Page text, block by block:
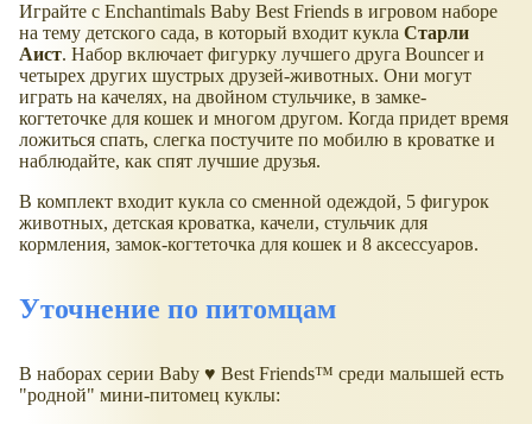
Играйте с Enchantimals Baby Best Friends в игровом наборе
на тему детского сада, в который входит кукла Старли
Аист. Набор включает фигурку лучшего друга Bouncer и
четырех других шустрых друзей-животных. Они могут
играть на качелях, на двойном стульчике, в замке-
когтеточке для кошек и многом другом. Когда придет время
ложиться спать, слегка постучите по мобилю в кроватке и
наблюдайте, как спят лучшие друзья.
В комплект входит кукла со сменной одеждой, 5 фигурок
животных, детская кроватка, качели, стульчик для
кормления, замок-когтеточка для кошек и 8 аксессуаров.
Уточнение по питомцам
В наборах серии Baby ♥ Best Friends™ среди малышей есть
"родной" мини-питомец куклы: